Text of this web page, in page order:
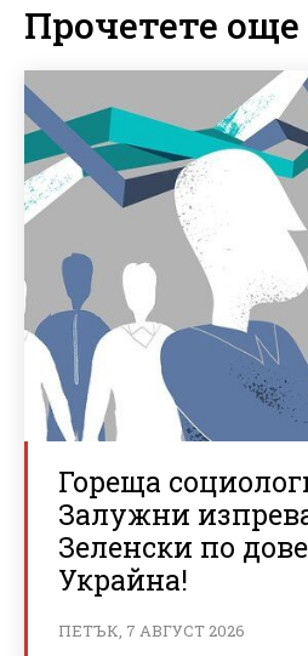
Прочетете още
Гореща
Залужни
Зеленски по
Украйна!
ПЕТЪК, 7 АВГУСТ 2026